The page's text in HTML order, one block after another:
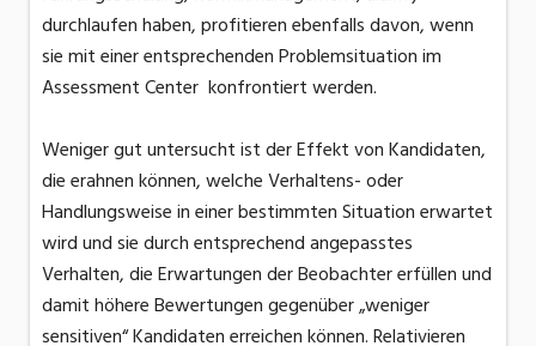
durchlaufen haben, profitieren ebenfalls davon, wenn
sie mit einer entsprechenden Problemsituation im
Assessment Center konfrontiert werden.
Weniger gut untersucht ist der Effekt von Kandidaten,
die erahnen können, welche Verhaltens- oder
Handlungsweise in einer bestimmten Situation erwartet
wird und sie durch entsprechend angepasstes
Verhalten, die Erwartungen der Beobachter erfüllen und
damit höhere Bewertungen gegenüber „weniger
sensitiven“ Kandidaten erreichen können. Relativieren